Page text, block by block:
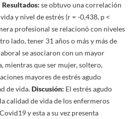
Resultados: se obtuvo una correlación
y nivel de estrés (r = -0,438, p <
profesional se relacionó con niveles
lado, tener 31 años o más y más de
se asociaron con un mayor
mientras que ser mujer, soltero,
mayores de estrés agudo
de vida.Discusión: El estrés agudo
calidad de vida de los enfermeros
y esta a su vez presenta